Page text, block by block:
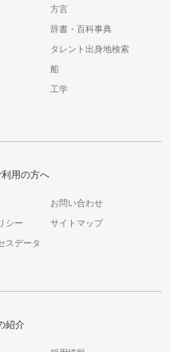
方言
辞書・百科事典
タレント出身地検索
船
工学
用の方へ
お問い合わせ
シー サイトマップ
スデータ
紹介